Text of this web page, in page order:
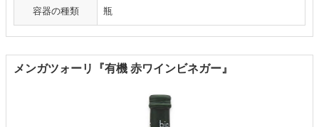
容器の種類 瓶
メンガツォーリ『有機 赤ワインビネガー』